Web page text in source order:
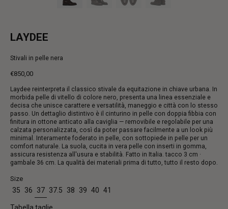
LAYDEE
Stivali in pelle nera
€850,00
intero
Laydee reinterpreta il classico stivale da equitazione in chiave urbana. In
morbida pelle di vitello di colore nero, presenta una linea essenziale e
decisa che unisce carattere e versatilità, maneggio e città con lo stesso
passo. Un dettaglio distintivo è il cinturino in pelle con doppia fibbia con
finitura in ottone anticato alla caviglia — removibile e regolabile per una
calzata personalizzata, così da poter passare facilmente a un look più
minimal. Interamente foderato in pelle, con sottopiede in pelle per un
comfort naturale. La suola, cucita in vera pelle con inserti in gomma,
assicura resistenza all'usura e stabilità. Fatto in Italia. tacco 3 cm ·
gambale 36 cm. La qualità dei materiali prima di tutto, tutto il resto dopo.
Size
35 36 37 37.5 38 39 40 41